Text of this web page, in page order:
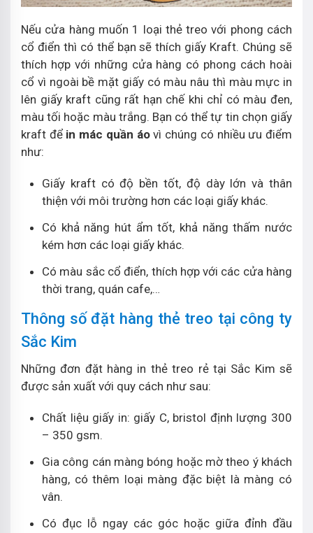
Nếu cửa hàng muốn 1 loại thẻ treo với phong cách
cổ điển thì có thể bạn sẽ thích giấy Kraft. Chúng sẽ
thích hợp với những cửa hàng có phong cách hoài
cổ vì ngoài bề mặt giấy có màu nâu thì màu mực in
lên giấy kraft cũng rất hạn chế khi chỉ có màu đen,
màu tối hoặc màu trắng. Bạn có thể tự tin chọn giấy
kraft để in mác quần áovì chúng có nhiều ưu điểm
như:
Giấy kraft có độ bền tốt, độ dày lớn và thân
thiện với môi trường hơn các loại giấy khác.
Có khả năng hút ẩm tốt, khả năng thấm nước
kém hơn các loại giấy khác.
Có màu sắc cổ điển, thích hợp với các cửa hàng
thời trang, quán cafe,…
Thông số đặt hàng thẻ treo tại công ty
Sắc Kim
Những đơn đặt hàng in thẻ treo rẻ tại Sắc Kim sẽ
được sản xuất với quy cách như sau:
Chất liệu giấy in: giấy C, bristol định lượng 300
– 350 gsm.
Gia công cán màng bóng hoặc mờ theo ý khách
hàng, có thêm loại màng đặc biệt là màng có
vân.
Có đục lỗ ngay các góc hoặc giữa đỉnh đầu